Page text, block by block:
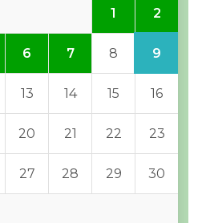
1 2
6 7 8 9
13 14 15 16
20 21 22 23
27 28 29 30